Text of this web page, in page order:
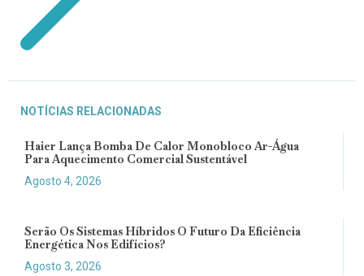
NOTÍCIAS RELACIONADAS
Haier Lança Bomba De Calor Monobloco Ar-Água
Para Aquecimento Comercial Sustentável
Agosto 4, 2026
Serão Os Sistemas Híbridos O Futuro Da Eficiência
Energética Nos Edifícios?
Agosto 3, 2026